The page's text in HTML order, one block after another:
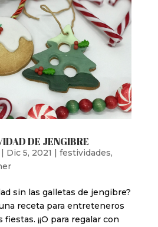
DE JENGIBRE
Dic 5, 2021 | festividades,
sin las galletas de jengibre?
receta para entreteneros
¡¡O para regalar con